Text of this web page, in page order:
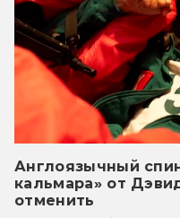
Англоязычный
кальмара» от
отменить